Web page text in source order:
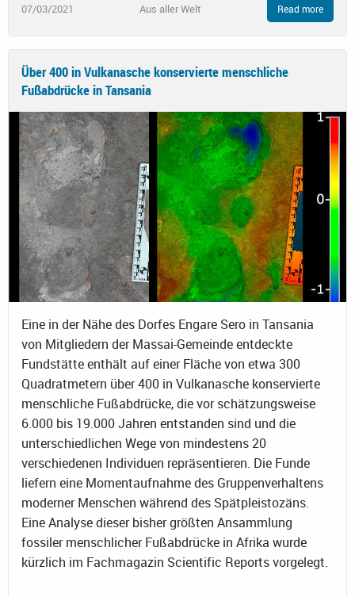
07/03/2021 Aus aller Welt Read more
Über 400 in Vulkanasche konservierte menschliche
Fußabdrücke in Tansania
Eine in der Nähe des Dorfes Engare Sero in Tansania
von Mitgliedern der Massai-Gemeinde entdeckte
Fundstätte enthält auf einer Fläche von etwa 300
Quadratmetern über 400 in Vulkanasche konservierte
menschliche Fußabdrücke, die vor schätzungsweise
6.000 bis 19.000 Jahren entstanden sind und die
unterschiedlichen Wege von mindestens 20
verschiedenen Individuen repräsentieren. Die Funde
liefern eine Momentaufnahme des Gruppenverhaltens
moderner Menschen während des Spätpleistozäns.
Eine Analyse dieser bisher größten Ansammlung
fossiler menschlicher Fußabdrücke in Afrika wurde
kürzlich im Fachmagazin Scientific Reports vorgelegt.